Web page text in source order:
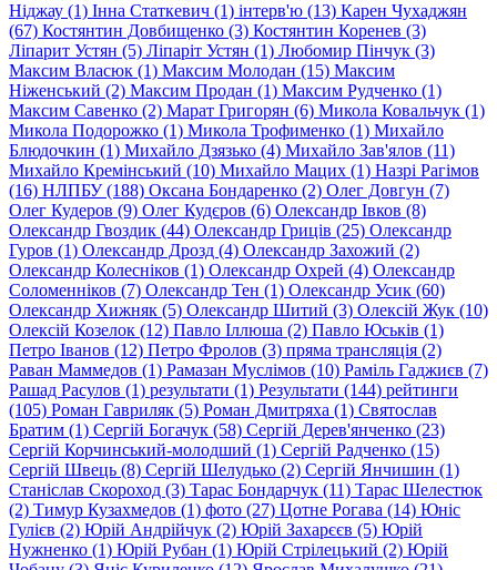
Нiджау (1) Інна Статкевич (1) інтерв'ю (13) Карен Чухаджян
(67) Костянтин Довбищенко (3) Костянтин Коренев (3)
Ліпарит Устян (5) Ліпаріт Устян (1) Любомир Пінчук (3)
Максим Власюк (1) Максим Молодан (15) Максим
Ніженський (2) Максим Продан (1) Максим Рудченко (1)
Максим Савенко (2) Марат Григорян (6) Микола Ковальчук (1)
Микола Подорожко (1) Микола Трофименко (1) Михайло
Блюдочкин (1) Михайло Дзязько (4) Михайло Зав'ялов (11)
Михайло Кремiнський (10) Михайло Мацих (1) Назрі Рагімов
(16) НЛПБУ (188) Оксана Бондаренко (2) Олег Довгун (7)
Олег Кудеров (9) Олег Кудєров (6) Олександр Iвков (8)
Олександр Гвоздик (44) Олександр Гриців (25) Олександр
Гуров (1) Олександр Дрозд (4) Олександр Захожий (2)
Олександр Колесніков (1) Олександр Охрей (4) Олександр
Соломенніков (7) Олександр Тен (1) Олександр Усик (60)
Олександр Хижняк (5) Олександр Шитий (3) Олексій Жук (10)
Олексій Козелок (12) Павло Іллюша (2) Павло Юськів (1)
Петро Іванов (12) Петро Фролов (3) пряма трансляція (2)
Раван Маммедов (1) Рамазан Муслiмов (10) Раміль Гаджиєв (7)
Рашад Расулов (1) результати (1) Результати (144) рейтинги
(105) Роман Гавриляк (5) Роман Дмитряха (1) Святослав
Братим (1) Сергій Богачук (58) Сергій Дерев'янченко (23)
Сергій Корчинський-молодший (1) Сергій Радченко (15)
Сергій Швець (8) Сергій Шелудько (2) Сергій Янчишин (1)
Станіслав Скороход (3) Тарас Бондарчук (11) Тарас Шелестюк
(2) Тимур Кузахмедов (1) фото (27) Цотне Рогава (14) Юнiс
Гулієв (2) Юрій Андрійчук (2) Юрій Захарєєв (5) Юрій
Нужненко (1) Юрій Рубан (1) Юрій Стрілецький (2) Юрій